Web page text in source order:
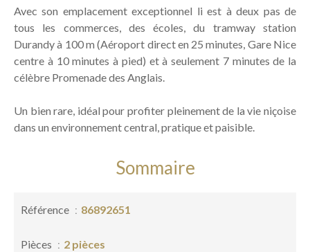
Avec son emplacement exceptionnel li est à deux pas de
tous les commerces, des écoles, du tramway station
Durandy à 100 m (Aéroport direct en 25 minutes, Gare Nice
centre à 10 minutes à pied) et à seulement 7 minutes de la
célèbre Promenade des Anglais.
Un bien rare, idéal pour profiter pleinement de la vie niçoise
dans un environnement central, pratique et paisible.
Sommaire
Référence 86892651
Pièces 2 pièces